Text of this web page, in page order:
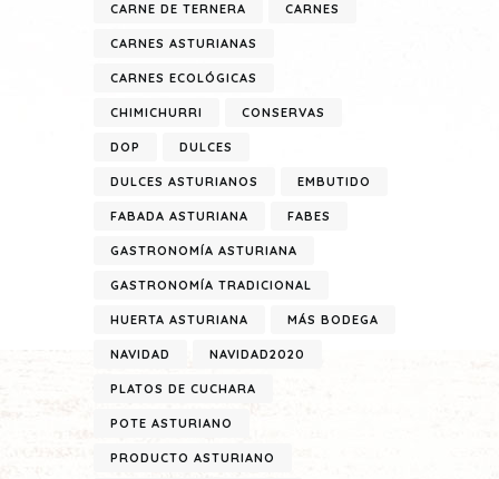
CARNE DE TERNERA CARNES
CARNES ASTURIANAS
CARNES ECOLÓGICAS
CHIMICHURRI CONSERVAS
DOP DULCES
DULCES ASTURIANOS EMBUTIDO
FABADA ASTURIANA FABES
GASTRONOMÍA ASTURIANA
GASTRONOMÍA TRADICIONAL
HUERTA ASTURIANA MÁS BODEGA
NAVIDAD NAVIDAD2020
PLATOS DE CUCHARA
POTE ASTURIANO
PRODUCTO ASTURIANO